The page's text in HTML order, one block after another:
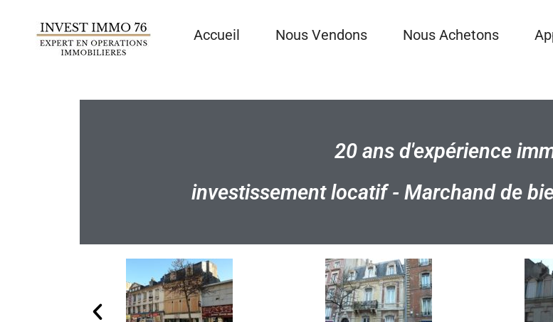
Accueil Nous Vendons Nous Achetons
20 ans d'expérience
investissement locatif - Marchand de